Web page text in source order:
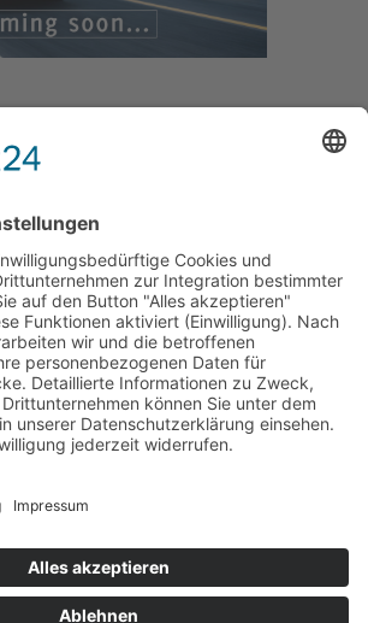
DATENSCHUTZ
& MELDEWEGE